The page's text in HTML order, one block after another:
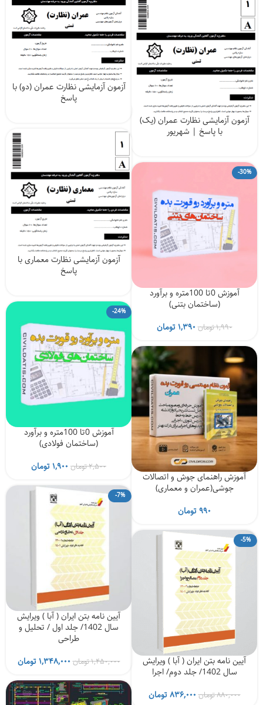
آزمون آزمایشی نظارت عمران (دو) با
پاسخ
آزمون آزمایشی نظارت عمران (یک)
با پاسخ | شهریور
آزمون آزمایشی نظارت معماری با
پاسخ
-30%
آموزش 0تا 100متره و برآورد
(ساختمان بتنی)
۱,۹۹۰تومانقیمت
۱,۹۹۰ تومان
بود.
۱,۳۹۰تومانقیمت
۱,۳۹۰ تومان
است.
-24%
آموزش 0تا 100متره و برآورد
(ساختمان فولادی)
۲,۵۰۰تومانقیمت
۲,۵۰۰ تومان
بود.
۱,۹۰۰تومانقیمت
۱,۹۰۰
آموزش راهنمای جوش‌ و اتصالات
جوشی(عمران و معماری)
۹۹۰تومان
-7%
آیین نامه بتن ایران ( آبا ) ویرایش
سال 1402/ جلد اول / تحلیل و
طراحی
۱,۴۵۰,۰۰۰تومانقیمت
۱,۴۵۰,۰۰۰ تومان
بود.
۱,۳۴۸,۰۰۰تومان
-5%
آیین نامه بتن ایران ( آبا ) ویرایش
سال 1402/ جلد دوم/ اجرا
۸۸۰,۰۰۰تومانقیمت
۸۳۶,۰۰۰تومانقیمت